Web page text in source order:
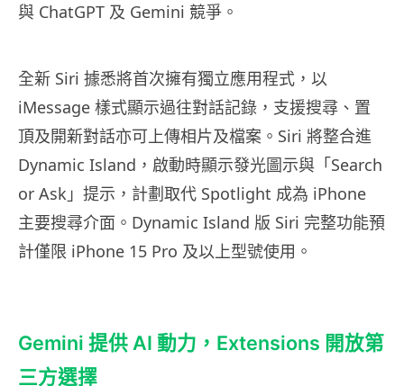
與 ChatGPT 及 Gemini 競爭。
全新 Siri 據悉將首次擁有獨立應用程式，以
iMessage 樣式顯示過往對話記錄，支援搜尋、置
頂及開新對話亦可上傳相片及檔案。Siri 將整合進
Dynamic Island，啟動時顯示發光圖示與「Search
or Ask」提示，計劃取代 Spotlight 成為 iPhone
主要搜尋介面。Dynamic Island 版 Siri 完整功能預
計僅限 iPhone 15 Pro 及以上型號使用。
Gemini 提供 AI 動力，Extensions 開放第
三方選擇